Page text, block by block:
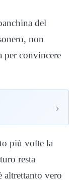
del
non
per convincere
›
più volte la
resta
altrettanto vero